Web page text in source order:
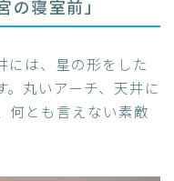
寝室前」
には、星の形をした
丸いアーチ、天井に
何とも言えない素敵